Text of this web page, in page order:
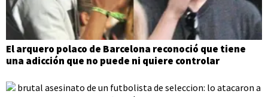
El arquero polaco de Barcelona reconoció que tiene
una adicción que no puede ni quiere controlar